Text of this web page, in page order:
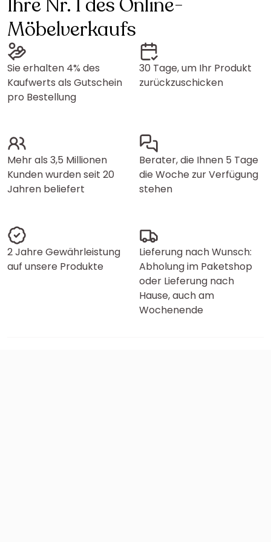
Ihre Nr. 1 des Online-
Möbelverkaufs
Sie erhalten 4% des
Kaufwerts als Gutschein
pro Bestellung
30 Tage, um Ihr Produkt
zurückzuschicken
Mehr als 3,5 Millionen
Kunden wurden seit 20
Jahren beliefert
Berater, die Ihnen 5 Tage
die Woche zur Verfügung
stehen
2 Jahre Gewährleistung
auf unsere Produkte
Lieferung nach Wunsch:
Abholung im Paketshop
oder Lieferung nach
Hause, auch am
Wochenende